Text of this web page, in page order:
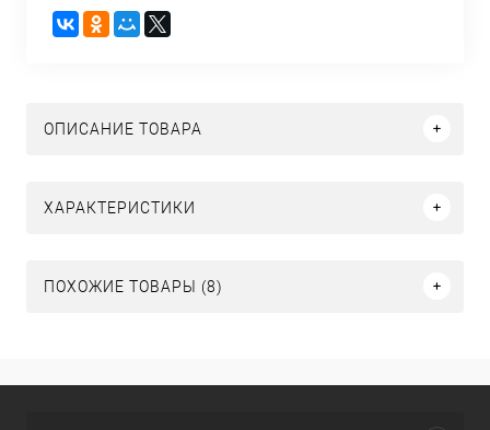
ОПИСАНИЕ ТОВАРА
ХАРАКТЕРИСТИКИ
ПОХОЖИЕ ТОВАРЫ (8)